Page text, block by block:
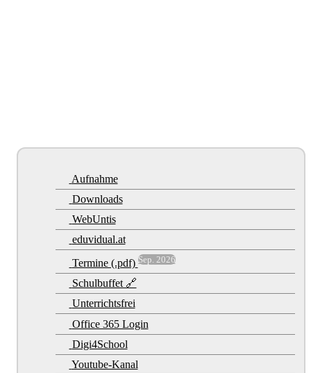
Aufnahme
Downloads
WebUntis
eduvidual.at
Termine (.pdf) Sep. 2026
Schulbuffet 🔗
Unterrichtsfrei
Office 365 Login
Digi4School
Youtube-Kanal